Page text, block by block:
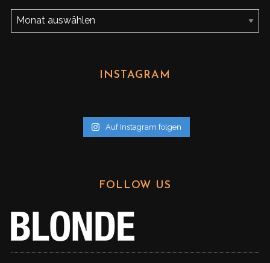
A
r
INSTAGRAM
Auf Instagram folgen
FOLLOW US